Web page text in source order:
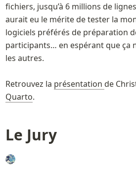
fichiers, jusqu’à 6 millions de
aurait eu le mérite de tester la
logiciels préférés de préparation
participants… en espérant que ça
les autres.
Retrouvez la présentation
Quarto.
Le Jury